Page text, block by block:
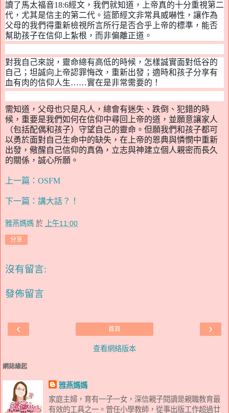
讀了馬太福音18:6經文 ， 我們就知道 ，
上帝真的十分重視第二
代，尤其是信主的第二代。這節經文非常具威嚇性，讓作為
父母的我們得重新檢視所言所行是否合乎上帝的標準，能否
幫助孩子在信仰上紮根，而非偏離正道。
對我自己來說，靈命總有高低的時候，怎樣誠實面對低谷的
自己 ； 坦誠向上帝認罪悔改，重新出發；適時和孩子分享有
血有肉的信仰人生……實在是非常需要的！
需知道，父母也只是凡人，總會有迷失、跌倒、犯錯的時
候，重要是我們如何在信仰中尋回上帝的道，並願意讓家人
（包括配偶和孩子）守望自己的靈命。但願我們和孩子都可
以勇於面對自己生命中的缺失，在上帝的恩典與憐憫中重新
出發，儆醒自己信仰的真偽 ， 立志與神建立個人親密而長久
的關係，誠心所願。
上一篇：OSFM
下一篇：講大話？！
雅燕媽媽 於 上午11:00
分享
沒有留言:
發佈留言
‹ ›
首頁
查看網絡版本
網誌緣起
雅燕媽媽
家庭主婦，育有一子一女，深信親子閱讀是親職教育最
有效的工具之一。曾任小學教師，從事出版工作超過廿